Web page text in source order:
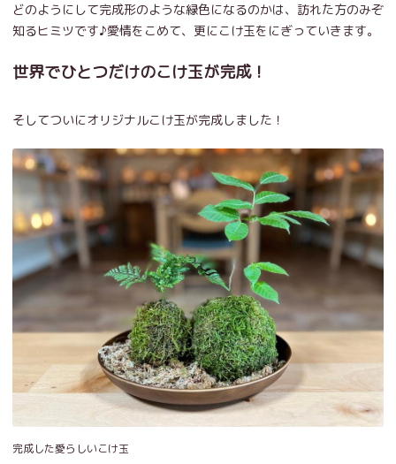
どのようにして完成形のような緑色になるのかは、訪れた方のみぞ
知るヒミツです♪愛情をこめて、更にこけ玉をにぎっていきます。
世界でひとつだけのこけ玉が完成！
そしてついにオリジナルこけ玉が完成しました！
完成した愛らしいこけ玉